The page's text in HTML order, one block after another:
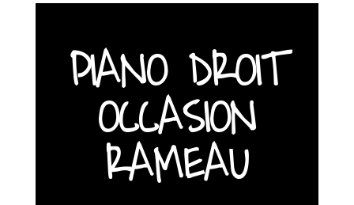
PIANO DROIT
OCCASION
RAMEAU